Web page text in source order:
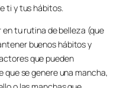
ti y tus hábitos.
tu rutina de belleza (que
buenos hábitos y
que pueden
que se genere una mancha,